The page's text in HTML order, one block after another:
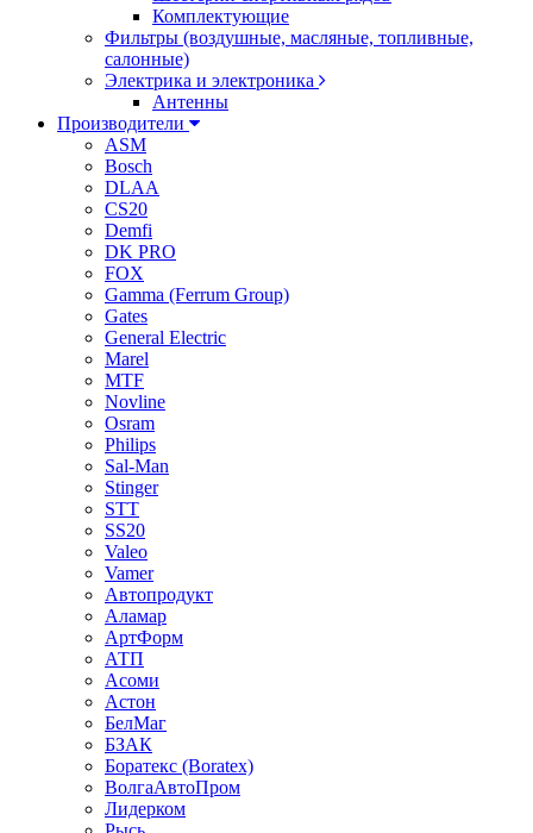
Комплектующие
Фильтры (воздушные, масляные, топливные,
салонные)
Электрика и электроника
Антенны
Производители
ASM
Bosch
DLAA
CS20
Demfi
DK PRO
FOX
Gamma (Ferrum Group)
Gates
General Electric
Marel
MTF
Novline
Osram
Philips
Sal-Man
Stinger
STT
SS20
Valeo
Vamer
Автопродукт
Аламар
АртФорм
АТП
Асоми
Астон
БелМаг
БЗАК
Боратекс (Boratex)
ВолгаАвтоПром
Лидерком